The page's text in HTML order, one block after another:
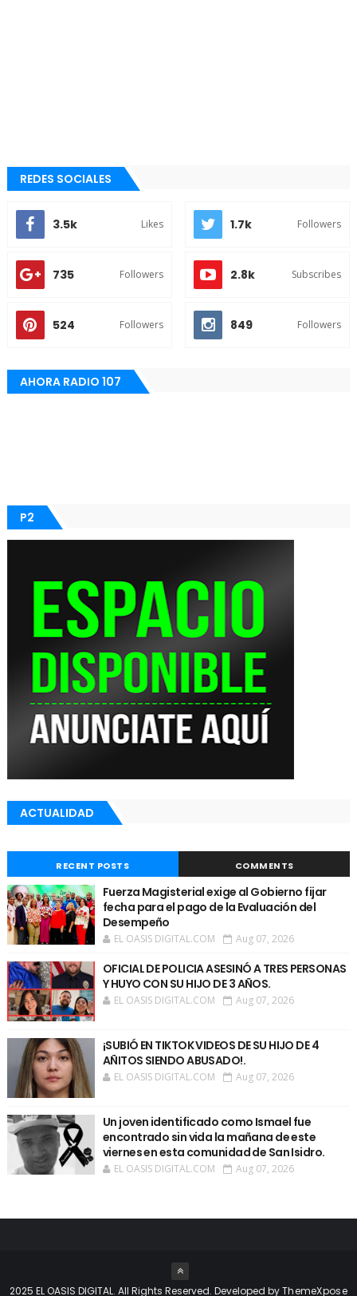
REDES SOCIALES
3.5k Likes 1.7k Followers
735 Followers 2.8k Subscribes
524 Followers 849 Followers
AHORA RADIO 107
P2
ACTUALIDAD
RECENT POSTS COMMENTS
Fuerza Magisterial exige al Gobierno fijar
fecha para el pago de la Evaluación del
Desempeño
EL OASIS DIGITAL.COM Aug 07, 2026
OFICIAL DE POLICIA ASESINÓ A TRES PERSONAS
Y HUYO CON SU HIJO DE 3 AÑOS.
EL OASIS DIGITAL.COM Aug 07, 2026
¡SUBIÓ EN TIKTOK VIDEOS DE SU HIJO DE 4
AÑITOS SIENDO ABUSADO!.
EL OASIS DIGITAL.COM Aug 07, 2026
Un joven identificado como Ismael fue
encontrado sin vida la mañana de este
viernes en esta comunidad de San Isidro.
EL OASIS DIGITAL.COM Aug 07, 2026
2025 EL OASIS DIGITAL. All Rights Reserved. Developed byThemeXpose